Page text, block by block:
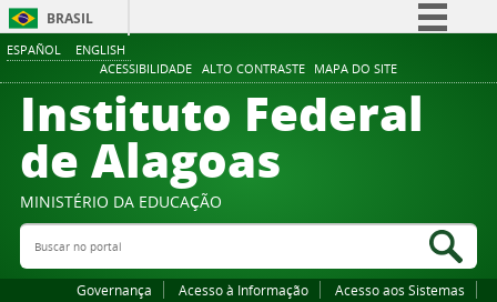
ESPAÑOL ENGLISH
ACESSIBILIDADE ALTO CONTRASTE MAPA DO SITE
BRASIL
Comunica BR
Participe
Canais
Instituto Federal
de Alagoas
MINISTÉRIO DA EDUCAÇÃO
Buscar no portal
Governança Acesso à Informação
Acesso aos Sistemas